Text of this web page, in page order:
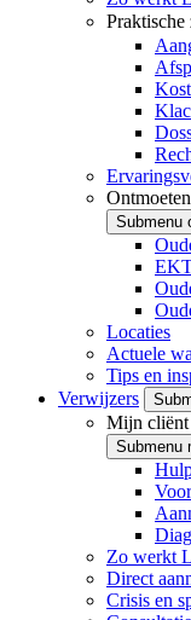
Praktische
Submenu
Locaties
Actuele
Tips en
Verwijzers
Mijn cliënt
Submenu
Zo werkt
Direct
Crisis en